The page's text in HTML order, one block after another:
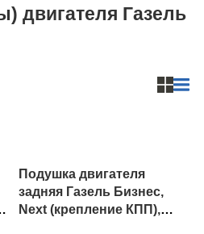
двигателя Газель
Подушка двигателя
задняя Газель Бизнес,
Next (крепление КПП),